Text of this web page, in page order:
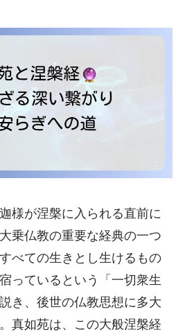
様が涅槃に入られる直前に
乗仏教の重要な経典の一つ
べての生きとし生けるもの
っているという「一切衆生
き、後世の仏教思想に多大
真如苑は、この大般涅槃経